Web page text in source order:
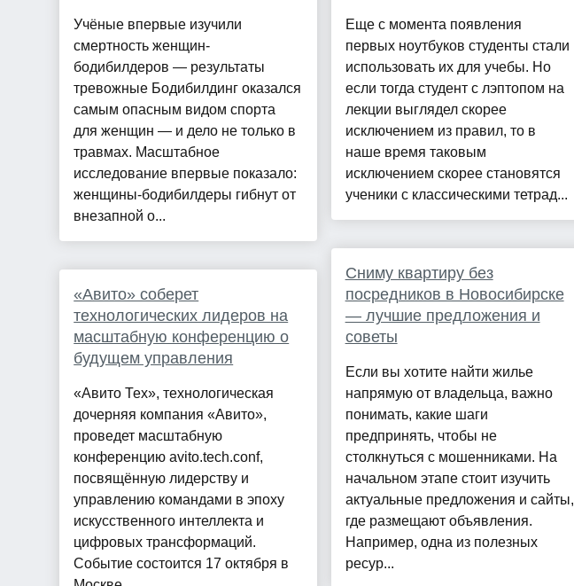
Учёные впервые изучили
смертность женщин-
бодибилдеров — результаты
тревожные Бодибилдинг оказался
самым опасным видом спорта
для женщин — и дело не только в
травмах. Масштабное
исследование впервые показало:
женщины-бодибилдеры гибнут от
внезапной о...
«Авито» соберет
технологических лидеров на
масштабную конференцию о
будущем управления
«Авито Тех», технологическая
дочерняя компания «Авито»,
проведет масштабную
конференцию avito.tech.conf,
посвящённую лидерству и
управлению командами в эпоху
искусственного интеллекта и
цифровых трансформаций.
Событие состоится 17 октября в
Еще с момента появления
первых ноутбуков студенты стали
использовать их для учебы. Но
если тогда студент с лэптопом на
лекции выглядел скорее
исключением из правил, то в
наше время таковым
исключением скорее становятся
ученики с классическими тетрад...
Сниму квартиру без
посредников в Новосибирске
— лучшие предложения и
советы
Если вы хотите найти жилье
напрямую от владельца, важно
понимать, какие шаги
предпринять, чтобы не
столкнуться с мошенниками. На
начальном этапе стоит изучить
актуальные предложения и сайты,
где размещают объявления.
Например, одна из полезных
ресур...